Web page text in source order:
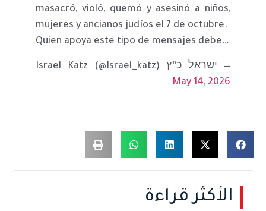
masacró, violó, quemó y asesinó a niños,
mujeres y ancianos judíos el 7 de octubre.
Quien apoya este tipo de mensajes debe…
— ישראל כ”ץ Israel Katz (@Israel_katz)
May 14, 2026
الأكثر قراءة